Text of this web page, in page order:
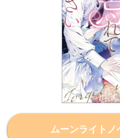
ムーンライトノ